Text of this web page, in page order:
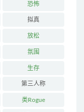
恐怖
拟真
放松
氛围
生存
第三人称
类Rogue